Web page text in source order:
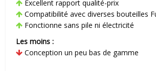
Excellent rapport qualité-prix
Compatibilité avec diverses bouteilles
Fonctionne sans pile ni électricité
Les moins :
Conception un peu bas de gamme